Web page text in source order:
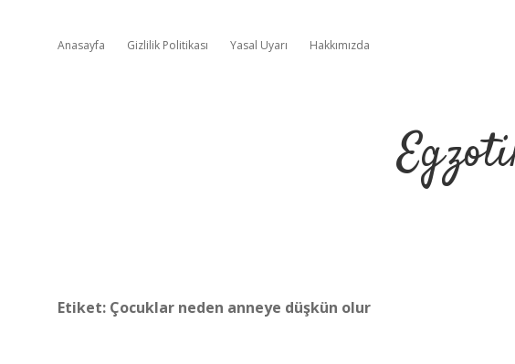
Anasayfa Gizlilik Politikası Yasal Uyarı Hakkımızda
Etiket: Çocuklar neden anneye düşkün olur